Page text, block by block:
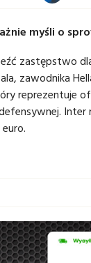
myśli o
zastępstwo
zawodnika
reprezentuje